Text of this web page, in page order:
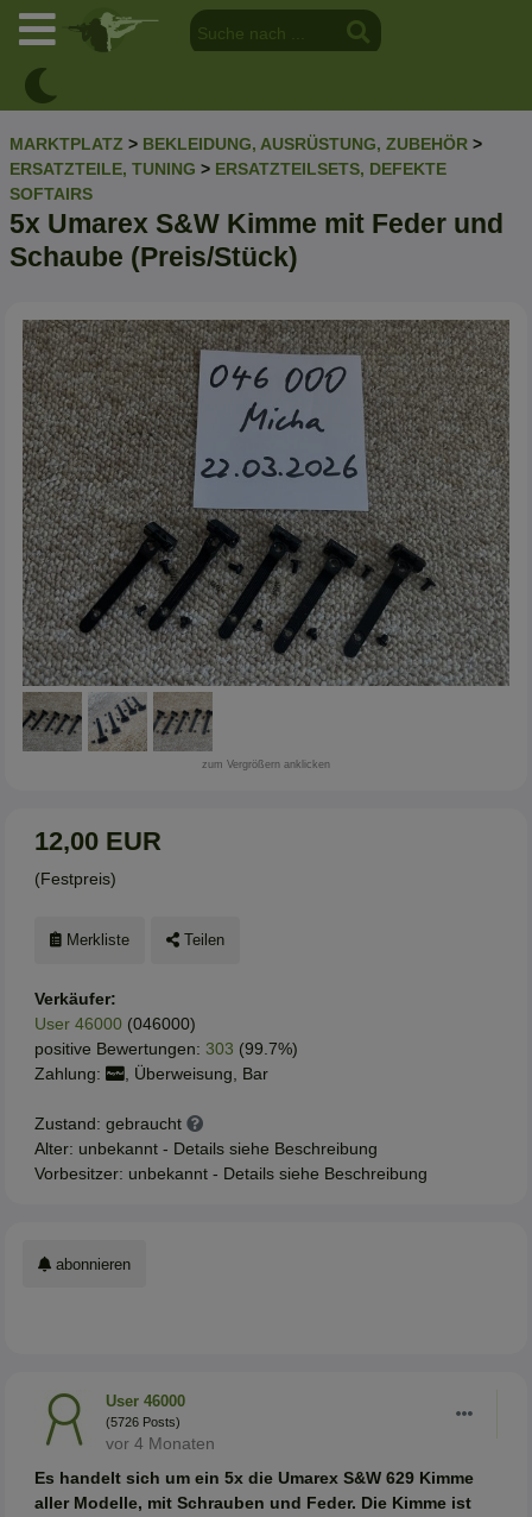
MARKTPLATZ > BEKLEIDUNG, AUSRÜSTUNG, ZUBEHÖR >
ERSATZTEILE, TUNING > ERSATZTEILSETS, DEFEKTE
SOFTAIRS
5x Umarex S&W Kimme mit Feder und
Schaube (Preis/Stück)
zum Vergrößern anklicken
12,00 EUR
(Festpreis)
Merkliste Teilen
Verkäufer:
User 46000 (046000)
positive Bewertungen: 303 (99.7%)
Zahlung:
, Überweisung, Bar
Zustand: gebraucht
Alter: unbekannt - Details siehe Beschreibung
Vorbesitzer: unbekannt - Details siehe Beschreibung
abonnieren
User 46000
(5726 Posts)
vor 4 Monaten
Es handelt sich um ein 5x die Umarex S&W 629 Kimme
aller Modelle, mit Schrauben und Feder. Die Kimme ist